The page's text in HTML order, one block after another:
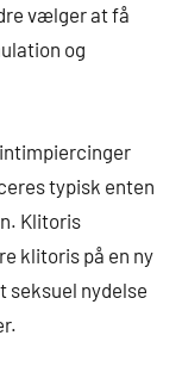
vælger at få
og
typisk enten
Klitoris
klitoris på en ny
seksuel nydelse